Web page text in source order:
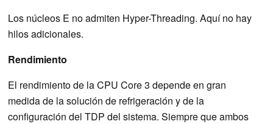
Los núcleos E no admiten Hyper-Threading. Aquí no hay
hilos adicionales.
Rendimiento
El rendimiento de la CPU Core 3 depende en gran
medida de la solución de refrigeración y de la
configuración del TDP del sistema. Siempre que ambos